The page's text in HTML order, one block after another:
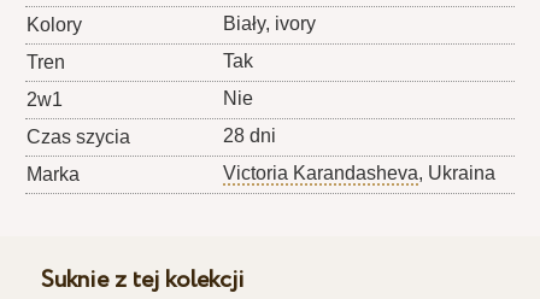
Kolory
Biały, ivory
Tren
Tak
2w1
Nie
Czas szycia
28 dni
Marka
Victoria Karandasheva, Ukraina
Suknie z tej kolekcji